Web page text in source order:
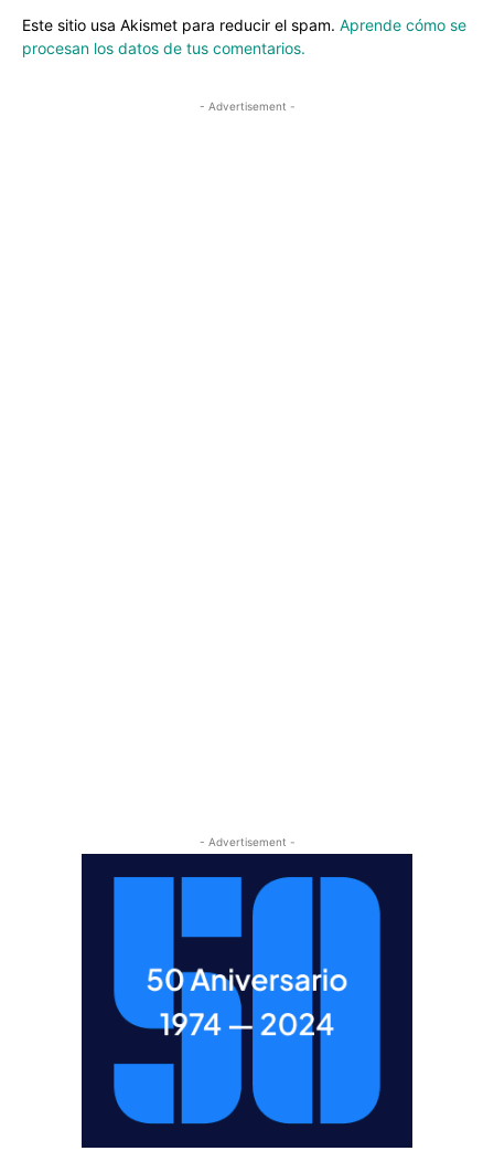
Este sitio usa Akismet para reducir el spam. Aprende cómo se
procesan los datos de tus comentarios.
- Advertisement -
- Advertisement -